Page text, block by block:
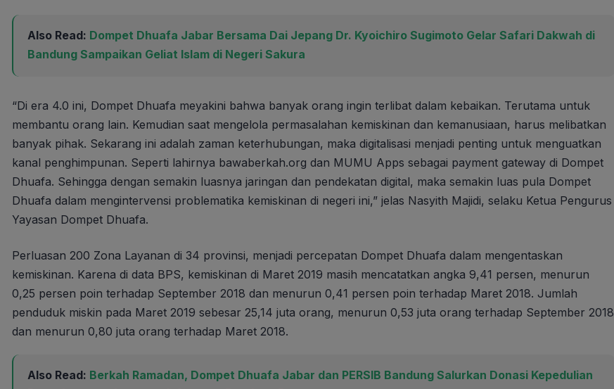
Also Read: Dompet Dhuafa Jabar Bersama Dai Jepang Dr. Kyoichiro Sugimoto Gelar Safari Dakwah di
Bandung Sampaikan Geliat Islam di Negeri Sakura
“Di era 4.0 ini, Dompet Dhuafa meyakini bahwa banyak orang ingin terlibat dalam kebaikan. Terutama untuk
membantu orang lain. Kemudian saat mengelola permasalahan kemiskinan dan kemanusiaan, harus melibatkan
banyak pihak. Sekarang ini adalah zaman keterhubungan, maka digitalisasi menjadi penting untuk menguatkan
kanal penghimpunan. Seperti lahirnya bawaberkah.org dan MUMU Apps sebagai payment gateway di Dompet
Dhuafa. Sehingga dengan semakin luasnya jaringan dan pendekatan digital, maka semakin luas pula Dompet
Dhuafa dalam mengintervensi problematika kemiskinan di negeri ini,” jelas Nasyith Majidi, selaku Ketua Pengurus
Yayasan Dompet Dhuafa.
Perluasan 200 Zona Layanan di 34 provinsi, menjadi percepatan Dompet Dhuafa dalam mengentaskan
kemiskinan. Karena di data BPS, kemiskinan di Maret 2019 masih mencatatkan angka 9,41 persen, menurun
0,25 persen poin terhadap September 2018 dan menurun 0,41 persen poin terhadap Maret 2018. Jumlah
penduduk miskin pada Maret 2019 sebesar 25,14 juta orang, menurun 0,53 juta orang terhadap September 2018
dan menurun 0,80 juta orang terhadap Maret 2018.
Also Read: Berkah Ramadan, Dompet Dhuafa Jabar dan PERSIB Bandung Salurkan Donasi Kepedulian